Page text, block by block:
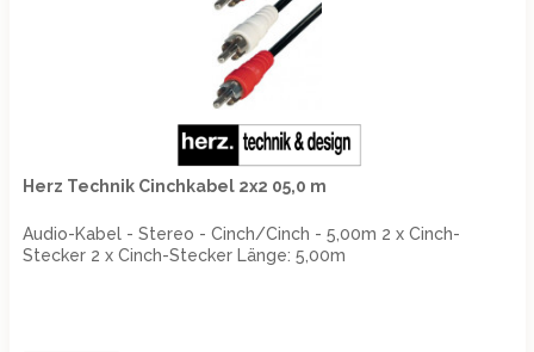
Herz Technik Cinchkabel 2x2 05,0 m
Audio-Kabel - Stereo - Cinch/Cinch - 5,00m 2 x Cinch-
Stecker 2 x Cinch-Stecker Länge: 5,00m